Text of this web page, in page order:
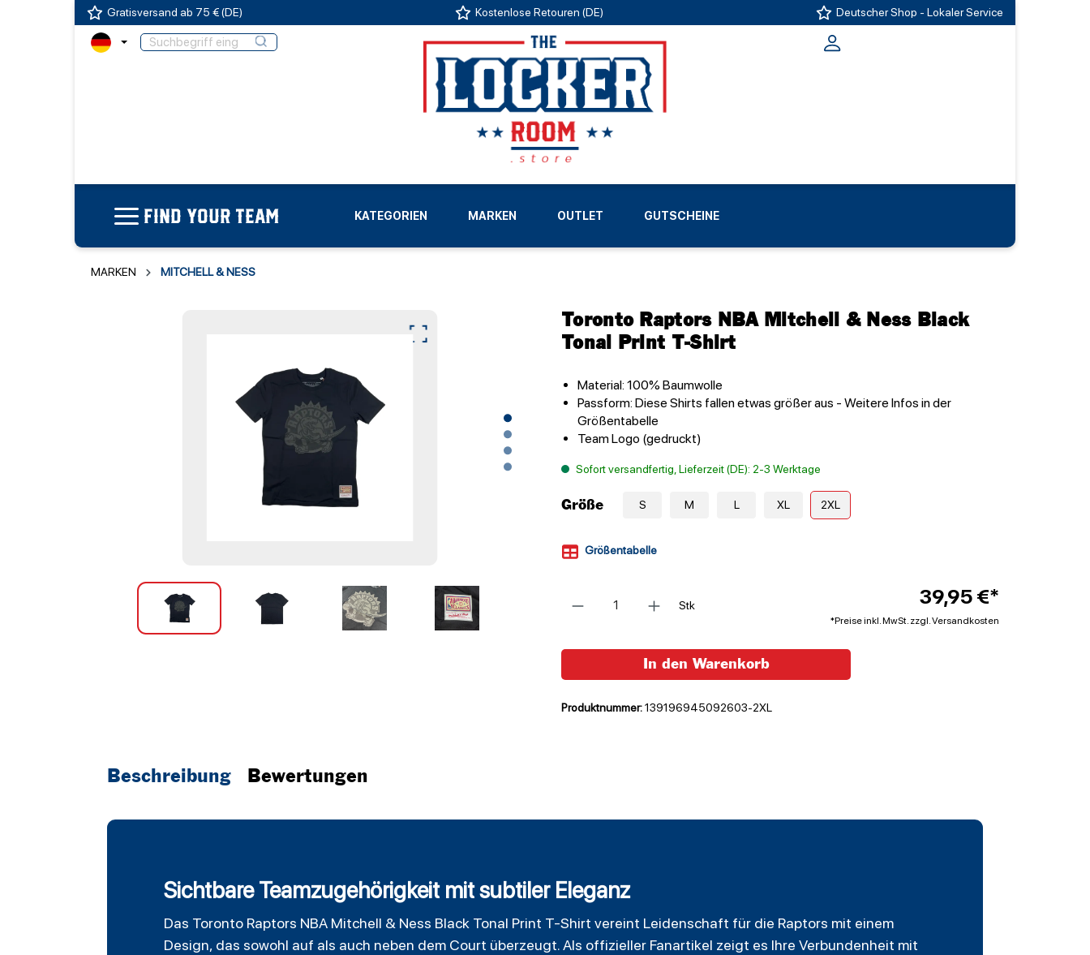
Gratisversand ab 75 € (DE) Kostenlose Retouren (DE) Deutscher Shop - Lokaler Service
FIND YOUR TEAM KATEGORIEN MARKEN
LIGEN
OUTLET GUTSCHEINE
MARKEN MITCHELL & NESS
Toronto Raptors NBA Mitchell & Ness Black
Tonal Print T-Shirt
Material: 100% Baumwolle
Passform: Diese Shirts fallen etwas größer aus - Weitere Infos in der
Größentabelle
Team Logo (gedruckt)
Sofort versandfertig, Lieferzeit (DE): 2-3 Werktage
Größe S M L XL 2XL
Größentabelle
Stk
39,95 €*
*Preise inkl. MwSt. zzgl. Versandkosten
In den Warenkorb
Produktnummer:139196945092603-2XL
Beschreibung Bewertungen
Sichtbare Teamzugehörigkeit mit subtiler Eleganz
Das Toronto Raptors NBA Mitchell & Ness Black Tonal Print T-Shirt vereint Leidenschaft für die Raptors mit einem
Design, das sowohl auf als auch neben dem Court überzeugt. Als offizieller Fanartikel zeigt es Ihre Verbundenheit mit